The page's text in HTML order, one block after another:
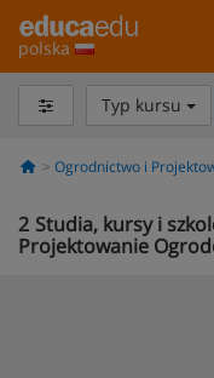
polska
Typ kursu
Ogrodnictwo i
2 Studia, kursy i
Projektowanie